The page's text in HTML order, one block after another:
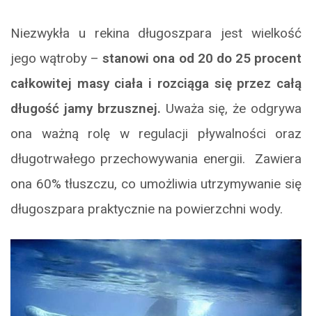
Niezwykła u rekina długoszpara jest wielkość
jego wątroby –stanowi ona od 20 do 25 procent
całkowitej masy ciała i rozciąga się przez całą
długość jamy brzusznej. Uważa się, że odgrywa
ona ważną rolę w regulacji pływalności oraz
długotrwałego przechowywania energii. Zawiera
ona 60% tłuszczu, co umożliwia utrzymywanie się
długoszpara praktycznie na powierzchni wody.